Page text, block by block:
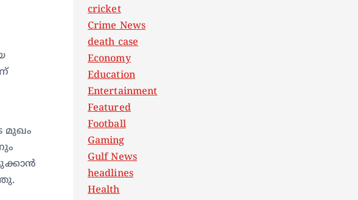
മുഖം
cricket
Crime News
death case
Economy
Education
Entertainment
Featured
Football
Gaming
Gulf News
headlines
Health